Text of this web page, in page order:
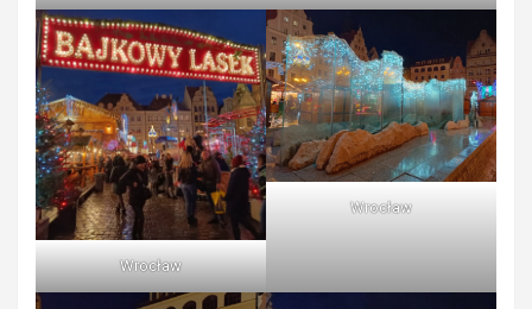
Wrocław
Wrocław